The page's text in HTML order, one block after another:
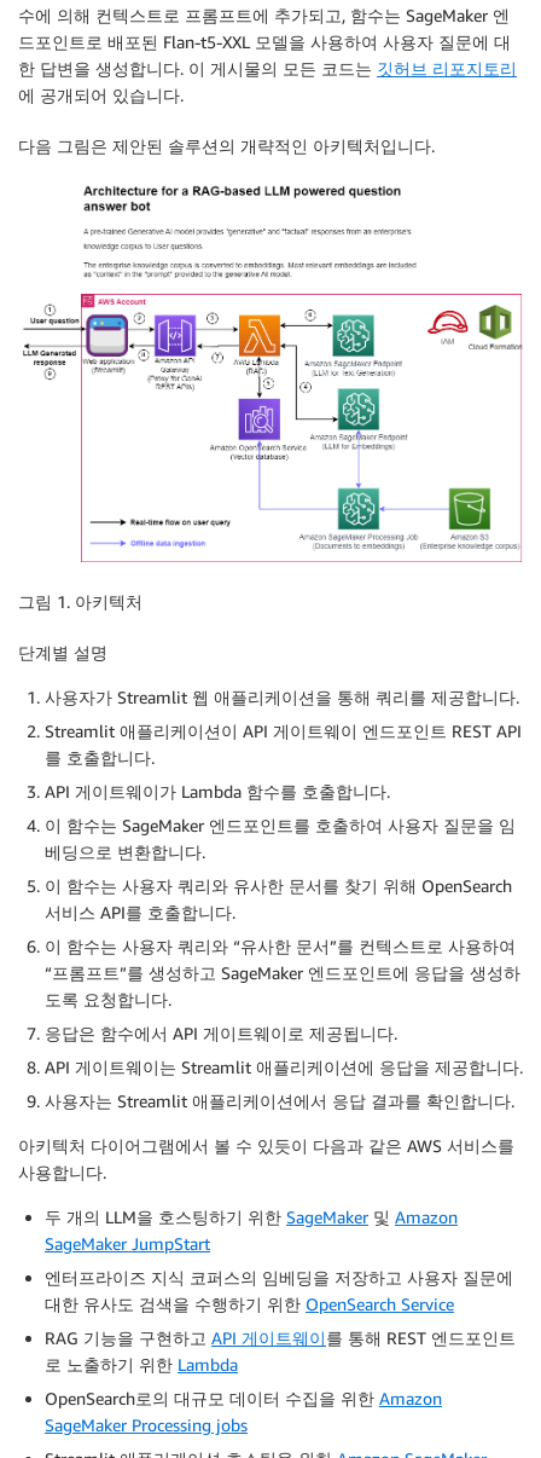
수에 의해 컨텍스트로 프롬프트에 추가되고, 함수는 SageMaker 엔
드포인트로 배포된 Flan-t5-XXL 모델을 사용하여 사용자 질문에 대
한 답변을 생성합니다. 이 게시물의 모든 코드는 깃허브 리포지토리
에 공개되어 있습니다.
다음 그림은 제안된 솔루션의 개략적인 아키텍처입니다.
그림 1. 아키텍처
단계별 설명
사용자가 Streamlit 웹 애플리케이션을 통해 쿼리를 제공합니다.
Streamlit 애플리케이션이 API 게이트웨이 엔드포인트 REST API
를 호출합니다.
API 게이트웨이가 Lambda 함수를 호출합니다.
이 함수는 SageMaker 엔드포인트를 호출하여 사용자 질문을 임
베딩으로 변환합니다.
이 함수는 사용자 쿼리와 유사한 문서를 찾기 위해 OpenSearch
서비스 API를 호출합니다.
이 함수는 사용자 쿼리와 “유사한 문서”를 컨텍스트로 사용하여
“프롬프트”를 생성하고 SageMaker 엔드포인트에 응답을 생성하
도록 요청합니다.
응답은 함수에서 API 게이트웨이로 제공됩니다.
API 게이트웨이는 Streamlit 애플리케이션에 응답을 제공합니다.
사용자는 Streamlit 애플리케이션에서 응답 결과를 확인합니다.
아키텍처 다이어그램에서 볼 수 있듯이 다음과 같은 AWS 서비스를
사용합니다.
두 개의 LLM을 호스팅하기 위한 SageMaker및 Amazon
SageMaker JumpStart
엔터프라이즈 지식 코퍼스의 임베딩을 저장하고 사용자 질문에
대한 유사도 검색을 수행하기 위한 OpenSearch Service
RAG 기능을 구현하고 API 게이트웨이를 통해 REST 엔드포인트
로 노출하기 위한 Lambda
OpenSearch로의 대규모 데이터 수집을 위한 Amazon
SageMaker Processing jobs